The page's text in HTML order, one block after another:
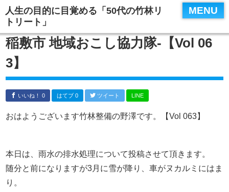
人生の目的に目覚める「50代の竹林リ
トリート」
MENU
稲敷市 地域おこし協力隊‐【Vol 06
3】
いいね！ 0 はてブ 0 ツイート LINE
おはようございます竹林整備の野澤です。【Vol 063】
本日は、雨水の排水処理について投稿させて頂きます。
随分と前になりますが3月に雪が降り、車がヌカルミにはま
り。